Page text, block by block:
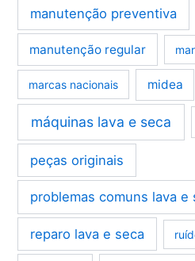
manutenção preventiva
manutenção regular
marcas nacionais midea
máquinas lava e seca
peças originais
problemas comuns lava e
reparo lava e seca